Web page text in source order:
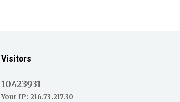
Visitors
10423931
Your IP: 216.73.217.30